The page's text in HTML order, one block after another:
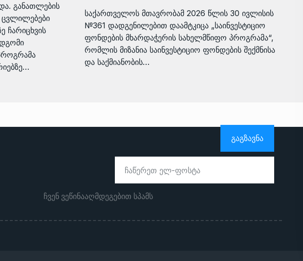
განათლების
ცვლილებები
ჩარიცხვის
საქართველოს მთავრობამ 2026 წლის 30 ივლისის
№361 დადგენილებით დაამტკიცა „საინვესტიციო
ფონდების მხარდაჭერის სახელმწიფო პროგრამა“,
რომლის მიზანია საინვესტიციო ფონდების შექმნისა
და საქმიანობის…
ᲒᲐᲒᲖᲐᲕᲜᲐ
ჩვენ ვეწინააღმდეგებით სპამს